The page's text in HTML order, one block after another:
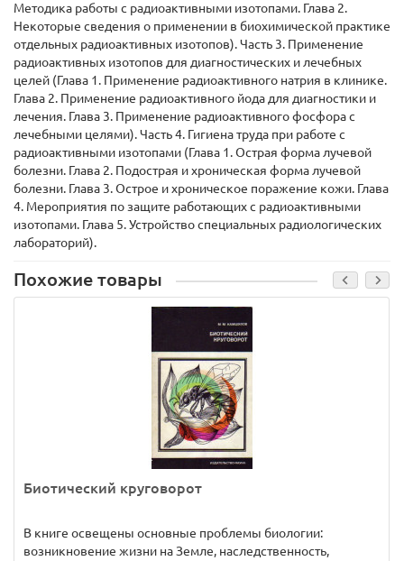
Методика работы с радиоактивными изотопами. Глава 2.
Некоторые сведения о применении в биохимической практике
отдельных радиоактивных изотопов). Часть 3. Применение
радиоактивных изотопов для диагностических и лечебных
целей (Глава 1. Применение радиоактивного натрия в клинике.
Глава 2. Применение радиоактивного йода для диагностики и
лечения. Глава 3. Применение радиоактивного фосфора с
лечебными целями). Часть 4. Гигиена труда при работе с
радиоактивными изотопами (Глава 1. Острая форма лучевой
болезни. Глава 2. Подострая и хроническая форма лучевой
болезни. Глава 3. Острое и хроническое поражение кожи. Глава
4. Мероприятия по защите работающих с радиоактивными
изотопами. Глава 5. Устройство специальных радиологических
лабораторий).
Похожие товары
Биотический круговорот
В книге освещены основные проблемы биологии:
возникновение жизни на Земле, наследственность,